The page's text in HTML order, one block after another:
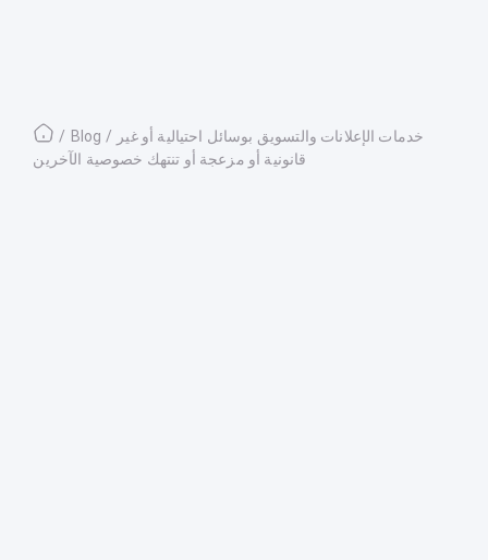
/ Blog / خدمات الإعلانات والتسويق بوسائل احتيالية أو غير
قانونية أو مزعجة أو تنتهك خصوصية الآخرين